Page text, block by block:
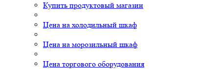
Купить продуктовый магазин
Цена на холодильный шкаф
Цена на морозильный шкаф
Цена торгового оборудования